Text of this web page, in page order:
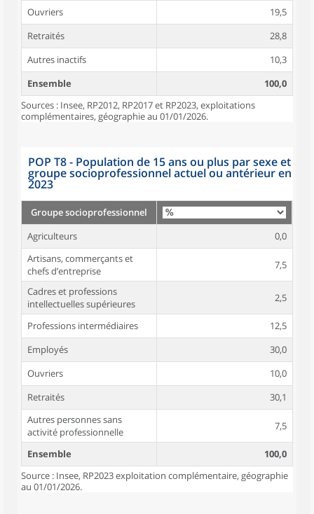
Ouvriers
19,5
Retraités
28,8
Autres inactifs
10,3
Ensemble
100,0
Sources : Insee, RP2012, RP2017 et RP2023, exploitations
complémentaires, géographie au 01/01/2026.
POP T8 - Population de 15 ans ou plus par sexe et
groupe socioprofessionnel actuel ou antérieur en
2023
Groupe socioprofessionnel
Agriculteurs
0,0
Artisans, commerçants et
chefs d’entreprise
7,5
Cadres et professions
intellectuelles supérieures
2,5
Professions intermédiaires
12,5
Employés
30,0
Ouvriers
10,0
Retraités
30,1
Autres personnes sans
activité professionnelle
7,5
Ensemble
100,0
Source : Insee, RP2023 exploitation complémentaire, géographie
au 01/01/2026.